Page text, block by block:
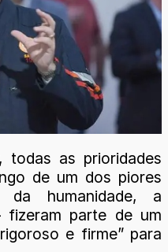
todas as prioridades
de um dos piores
da humanidade, a
fizeram parte de um
e firme” para